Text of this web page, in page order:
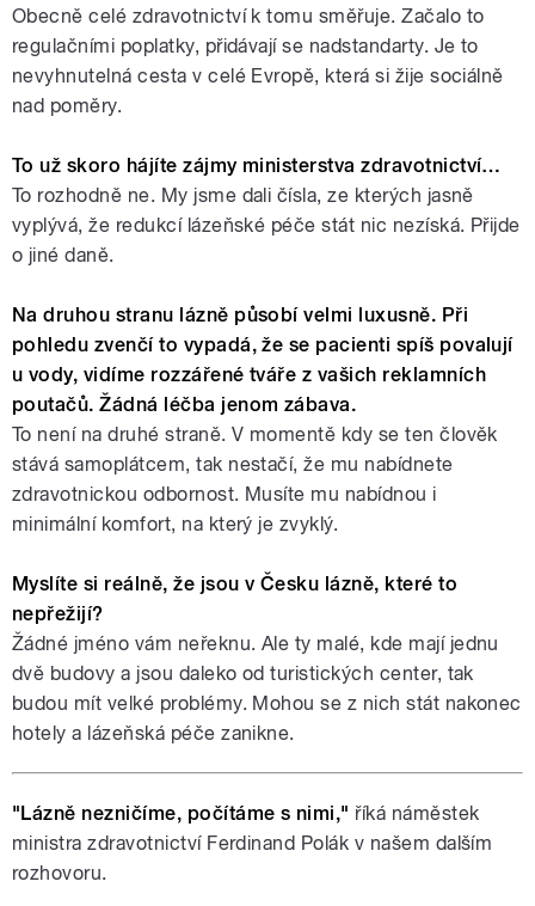
Obecně celé zdravotnictví k tomu směřuje. Začalo to
regulačními poplatky, přidávají se nadstandarty. Je to
nevyhnutelná cesta v celé Evropě, která si žije sociálně
nad poměry.
To už skoro hájíte zájmy ministerstva zdravotnictví…
To rozhodně ne. My jsme dali čísla, ze kterých jasně
vyplývá, že redukcí lázeňské péče stát nic nezíská. Přijde
o jiné daně.
Na druhou stranu lázně působí velmi luxusně. Při
pohledu zvenčí to vypadá, že se pacienti spíš povalují
u vody, vidíme rozzářené tváře z vašich reklamních
poutačů. Žádná léčba jenom zábava.
To není na druhé straně. V momentě kdy se ten člověk
stává samoplátcem, tak nestačí, že mu nabídnete
zdravotnickou odbornost. Musíte mu nabídnou i
minimální komfort, na který je zvyklý.
Myslíte si reálně, že jsou v Česku lázně, které to
nepřežijí?
Žádné jméno vám neřeknu. Ale ty malé, kde mají jednu
dvě budovy a jsou daleko od turistických center, tak
budou mít velké problémy. Mohou se z nich stát nakonec
hotely a lázeňská péče zanikne.
"Lázně nezničíme, počítáme s nimi," říká náměstek
ministra zdravotnictví Ferdinand Polák v našem dalším
rozhovoru.